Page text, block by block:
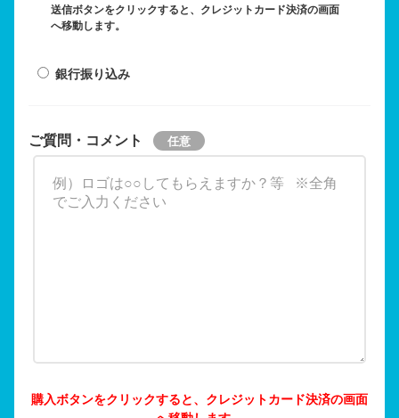
送信ボタンをクリックすると、クレジットカード決済の画面
へ移動します。
銀行振り込み
ご質問・コメント
購入ボタンをクリックすると、クレジットカード決済の画面